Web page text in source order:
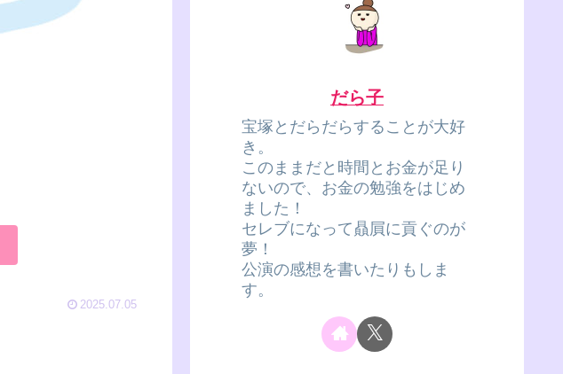
2025.07.05
だら子
宝塚とだらだらすることが大好
き。
このままだと時間とお金が足り
ないので、お金の勉強をはじめ
ました！
セレブになって贔屓に貢ぐのが
夢！
公演の感想を書いたりもしま
す。